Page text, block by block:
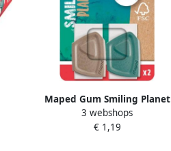
Maped Gum Smiling Planet
blister Ã 2 stuks
3 webshops
€ 1,19